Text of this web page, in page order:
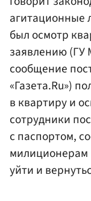
агитационные
был осмотр
заявлению (ГУ
сообщение
«Газета.Ru»)
в квартиру и
сотрудники
с паспортом,
милиционерам
уйти и